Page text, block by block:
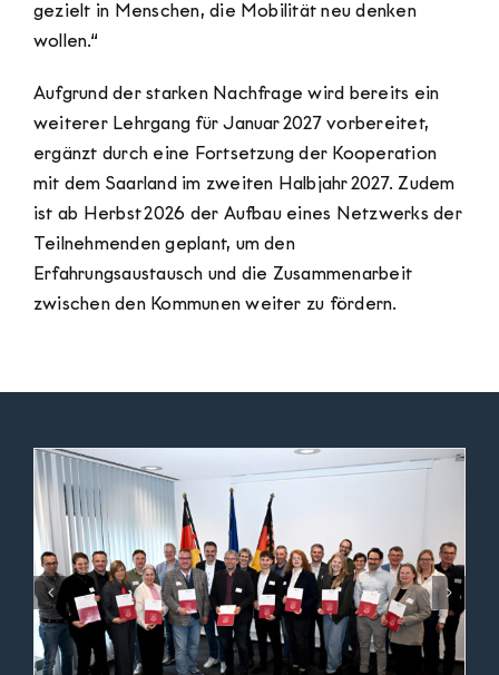
gezielt in Menschen, die Mobilität neu denken
wollen.“
Aufgrund der starken Nachfrage wird bereits ein
weiterer Lehrgang für Januar 2027 vorbereitet,
ergänzt durch eine Fortsetzung der Kooperation
mit dem Saarland im zweiten Halbjahr 2027. Zudem
ist ab Herbst 2026 der Aufbau eines Netzwerks der
Teilnehmenden geplant, um den
Erfahrungsaustausch und die Zusammenarbeit
zwischen den Kommunen weiter zu fördern.